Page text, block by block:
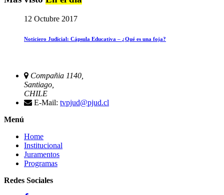
12 Octubre 2017
Noticiero Judicial: Cápsula Educativa – ¿Qué es una foja?
Compañia 1140,
Santiago,
CHILE
E-Mail: tvpjud@pjud.cl
Menú
Home
Institucional
Juramentos
Programas
Redes Sociales